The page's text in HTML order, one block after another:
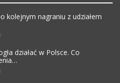
kolejnym nagraniu z udziałem
działać w Polsce. Co